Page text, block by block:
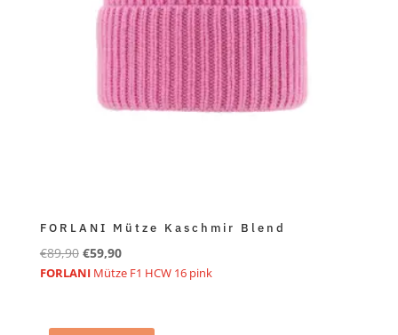
FORLANI Mütze Kaschmir Blend
€89,90 Ursprünglicher
Preis
€59,90Aktueller
Preis
FORLANI Mütze F1 HCW 16 pink